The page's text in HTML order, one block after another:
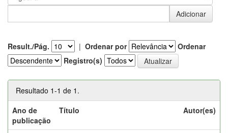
Result./Pág. | Ordenar por
Ordenar
Registro(s)
Resultado 1-1 de 1.
Ano de
publicação
Título Autor(es)